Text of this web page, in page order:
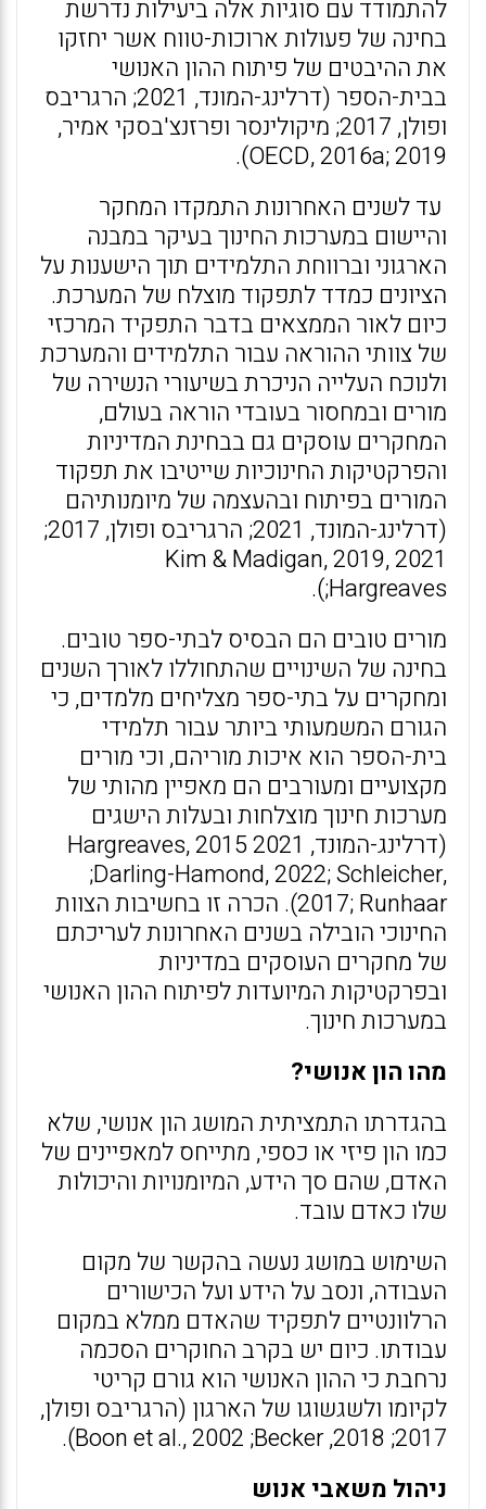
להתמודד עם סוגיות אלה ביעילות נדרשת
בחינה של פעולות ארוכות-טווח אשר יחזקו
את ההיבטים של פיתוח ההון האנושי
בבית-הספר (דרלינג-המונד, 2021; הרגריבס
ופולן, 2017; מיקולינסר ופרזנצ'בסקי אמיר,
2019 ;OECD, 2016a).
עד לשנים האחרונות התמקדו המחקר
והיישום במערכות החינוך בעיקר במבנה
הארגוני וברווחת התלמידים תוך הישענות על
הציונים כמדד לתפקוד מוצלח של המערכת.
כיום לאור הממצאים בדבר התפקיד המרכזי
של צוותי ההוראה עבור התלמידים והמערכת
ולנוכח העלייה הניכרת בשיעורי הנשירה של
מורים ובמחסור בעובדי הוראה בעולם,
המחקרים עוסקים גם בבחינת המדיניות
והפרקטיקות החינוכיות שייטיבו את תפקוד
המורים בפיתוח ובהעצמה של מיומנותיהם
(דרלינג-המונד, 2021; הרגריבס ופולן, 2017;
2021 ,Kim & Madigan, 2019
;Hargreaves).
מורים טובים הם הבסיס לבתי-ספר טובים.
בחינה של השינויים שהתחוללו לאורך השנים
ומחקרים על בתי-ספר מצליחים מלמדים, כי
הגורם המשמעותי ביותר עבור תלמידי
בית-הספר הוא איכות מוריהם, וכי מורים
מקצועיים ומעורבים הם מאפיין מהותי של
מערכות חינוך מוצלחות ובעלות הישגים
(דרלינג-המונד, 2021 Hargreaves, 2015
;Darling-Hamond, 2022; Schleicher,
2017; Runhaar). הכרה זו בחשיבות הצוות
החינוכי הובילה בשנים האחרונות לעריכתם
של מחקרים העוסקים במדיניות
ובפרקטיקות המיועדות לפיתוח ההון האנושי
במערכות חינוך.
מהו הון אנושי?
בהגדרתו התמציתית המושג הון אנושי, שלא
כמו הון פיזי או כספי, מתייחס למאפיינים של
האדם, שהם סך הידע, המיומנויות והיכולות
שלו כאדם עובד.
השימוש במושג נעשה בהקשר של מקום
העבודה, ונסב על הידע ועל הכישורים
הרלוונטיים לתפקיד שהאדם ממלא במקום
עבודתו. כיום יש בקרב החוקרים הסכמה
נרחבת כי ההון האנושי הוא גורם קריטי
לקיומו ולשגשוגו של הארגון (הרגריבס ופולן,
2017; 2018, Boon et al., 2002 ;Becker).
ניהול משאבי אנוש